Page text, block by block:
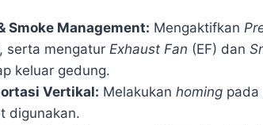
Smoke Management: Mengaktifkan
serta mengatur Exhaust Fan (EF) dan
keluar gedung.
Vertikal: Melakukan homing pada
digunakan.